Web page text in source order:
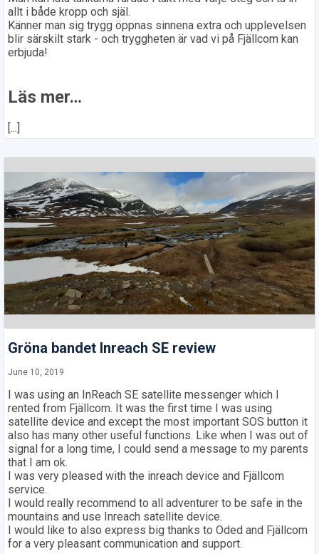
allt i både kropp och själ.
Känner man sig trygg öppnas sinnena extra och upplevelsen
blir särskilt stark - och tryggheten är vad vi på Fjällcom kan
erbjuda!
Läs mer…
[...]
Gröna bandet Inreach SE review
June 10, 2019
I was using an InReach SE satellite messenger which I
rented from Fjällcom. It was the first time I was using
satellite device and except the most important SOS button it
also has many other useful functions. Like when I was out of
signal for a long time, I could send a message to my parents
that I am ok.
I was very pleased with the inreach device and Fjällcom
service.
I would really recommend to all adventurer to be safe in the
mountains and use Inreach satellite device.
I would like to also express big thanks to Oded and Fjällcom
for a very pleasant communication and support.